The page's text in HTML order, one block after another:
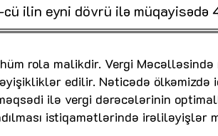
ilin eyni dövrü ilə müqayisədə
rola malikdir. Vergi
edilir. Nəticədə ölkəmizdə
ilə vergi dərəcələrinin
istiqamətlərində irəliləyişlər